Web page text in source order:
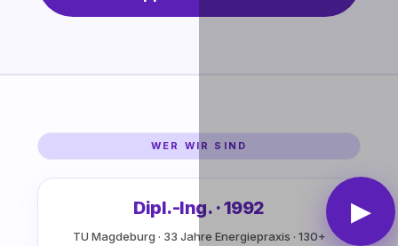
▶
WER WIR SIND
Dipl.-Ing. · 1992
TU Magdeburg · 33 Jahre Energiepraxis · 130+